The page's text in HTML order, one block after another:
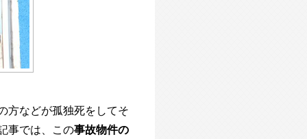
方などが孤独死をしてそ
事では、この事故物件の